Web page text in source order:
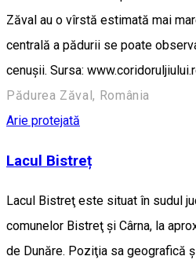
Zăval au o vîrstă estimată mai
centrală a pădurii se poate
cenușii. Sursa:
Pădurea Zăval, România
Arie protejată
Lacul Bistreț
Lacul Bistreţ este situat în sudul
comunelor Bistreţ şi Cârna, la
de Dunăre. Poziţia sa geografică